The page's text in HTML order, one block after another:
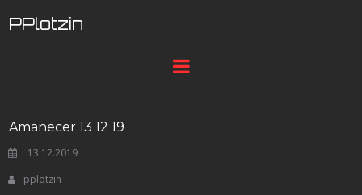
PPlotzin
Amanecer 13 12 19
13.12.2019
pplotzin